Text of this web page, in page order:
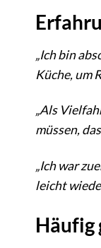
„Ich bin
Küche, um
„Als
müssen,
„Ich war
leicht
Häufig